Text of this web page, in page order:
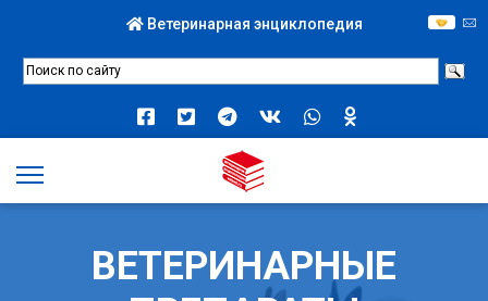
Ветеринарная энциклопедия
ВЕТЕРИНАРНЫЕ